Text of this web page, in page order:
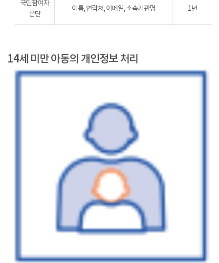
국민참여자
문단
이름, 연락처, 이메일, 소속기관명 1년
14세 미만 아동의 개인정보 처리